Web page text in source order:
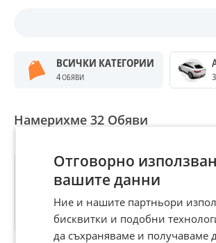
ВСИЧКИ КАТЕГОРИИ
4ОБЯВИ
Намерихме 32 Обяви
Телескопичен
Deere части ДВГ
Договаряне
гр. Дулово, Силистра, 12
Отговорно
вашите данни
Ние и нашите партньори
бисквитки и подобни
да съхраняваме и получаваме